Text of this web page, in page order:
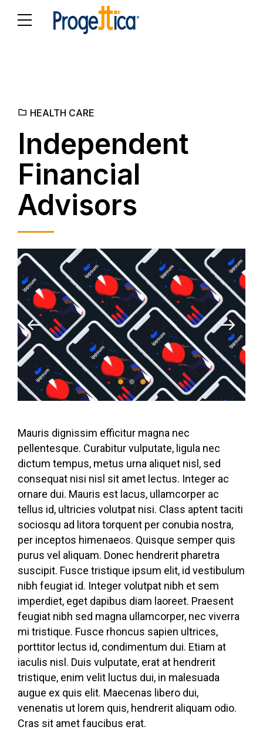
HEALTH CARE
Independent
Financial
Advisors
Mauris dignissim efficitur magna nec
pellentesque. Curabitur vulputate, ligula nec
dictum tempus, metus urna aliquet nisl, sed
consequat nisi nisl sit amet lectus. Integer ac
ornare dui. Mauris est lacus, ullamcorper ac
tellus id, ultricies volutpat nisi. Class aptent taciti
sociosqu ad litora torquent per conubia nostra,
per inceptos himenaeos. Quisque semper quis
purus vel aliquam. Donec hendrerit pharetra
suscipit. Fusce tristique ipsum elit, id vestibulum
nibh feugiat id. Integer volutpat nibh et sem
imperdiet, eget dapibus diam laoreet. Praesent
feugiat nibh sed magna ullamcorper, nec viverra
mi tristique. Fusce rhoncus sapien ultrices,
porttitor lectus id, condimentum dui. Etiam at
iaculis nisl. Duis vulputate, erat at hendrerit
tristique, enim velit luctus dui, in malesuada
augue ex quis elit. Maecenas libero dui,
venenatis ut lorem quis, hendrerit aliquam odio.
Cras sit amet faucibus erat.